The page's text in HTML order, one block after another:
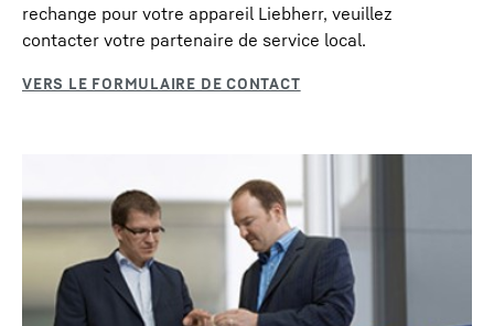
rechange pour votre appareil Liebherr, veuillez
contacter votre partenaire de service local.